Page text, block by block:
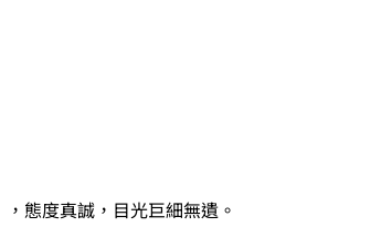
態度真誠，目光巨細無遺。